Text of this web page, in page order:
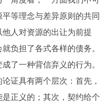
等理念与差异原则的共同
人对资源的出让为前提
负担了各式各样的债务。
了一种背信弃义的行为。
证具有两个层次：首先，
正义的；其次，契约给个